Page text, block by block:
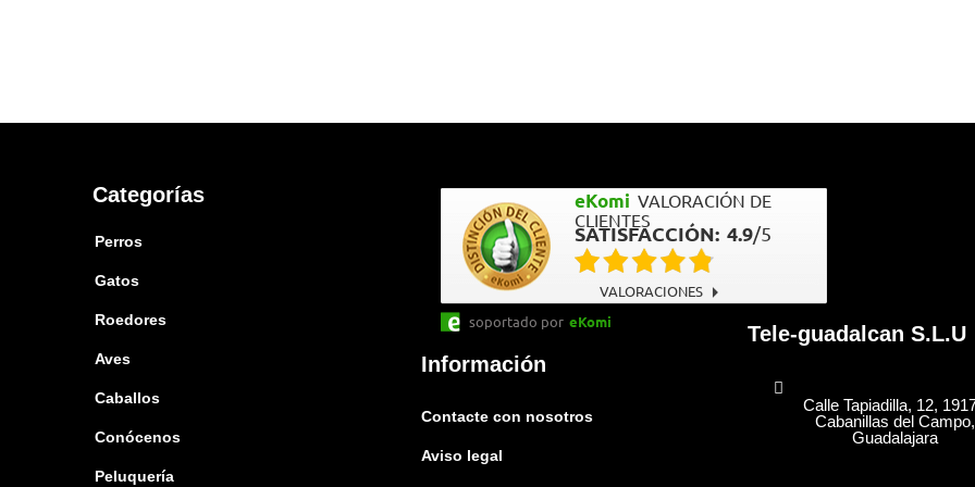
Categorías
Perros
Gatos
Roedores
Aves
Caballos
Conócenos
Peluquería
eKomi VALORACIÓN DE
CLIENTES
SATISFACCIÓN: 4.9/5
VALORACIONES
soportado por eKomi
Información
Contacte con nosotros
Aviso legal
Tele-guadalcan S.L.U
Calle Tapiadilla, 12,
Cabanillas del Campo,
Guadalajara